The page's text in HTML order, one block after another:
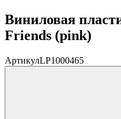
Виниловая
Friends (pink)
АртикулLP1000465